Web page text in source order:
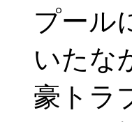
プール
いたな
豪トラ